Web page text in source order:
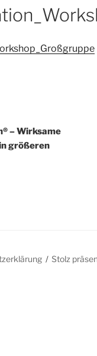
– Wirksame
größeren
Stolz